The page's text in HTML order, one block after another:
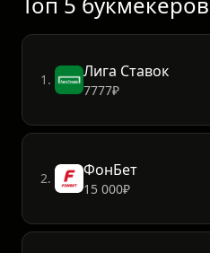
Топ 5 букмекеров
Лига Ставок
ФонБет